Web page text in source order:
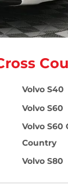
Volvo S40
Volvo S60
Volvo S60
Country
Volvo S80